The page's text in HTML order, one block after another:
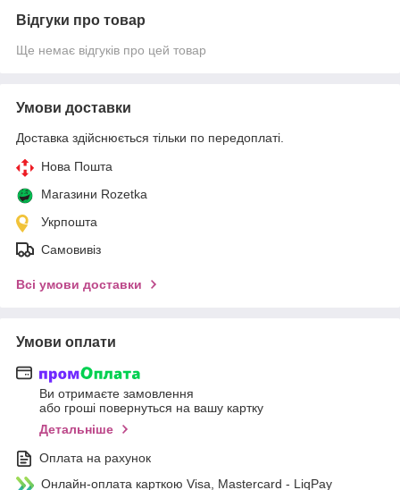
Відгуки про товар
Ще немає відгуків про цей товар
Умови доставки
Доставка здійснюється тільки по передоплаті.
Нова Пошта
Магазини Rozetka
Укрпошта
Самовивіз
Всі умови доставки
Умови оплати
Ви отримаєте замовлення
або гроші повернуться на вашу картку
Детальніше
Оплата на рахунок
Онлайн-оплата карткою Visa, Mastercard - LiqPay